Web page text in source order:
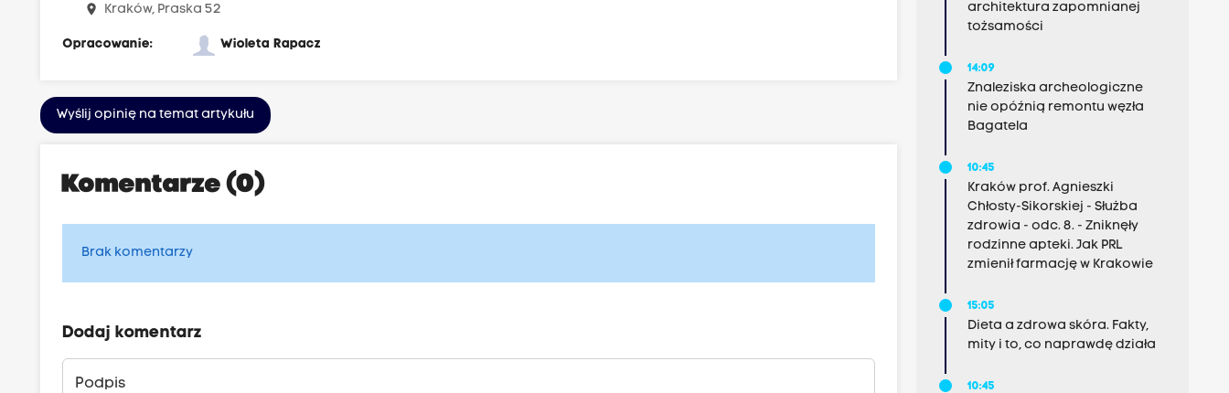
place Kraków, Praska 52
Opracowanie: Wioleta Rapacz
Wyślij opinię na temat artykułu
Komentarze (0)
Brak komentarzy
Dodaj komentarz
Podpis
architektura zapomnianej
tożsamości
14:09
Znaleziska archeologiczne
nie opóźnią remontu węzła
Bagatela
10:45
Kraków prof. Agnieszki
Chłosty-Sikorskiej - Służba
zdrowia - odc. 8. - Zniknęły
rodzinne apteki. Jak PRL
zmienił farmację w Krakowie
15:05
Dieta a zdrowa skóra. Fakty,
mity i to, co naprawdę działa
10:45